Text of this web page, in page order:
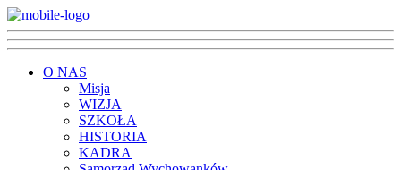
O NAS
Misja
WIZJA
SZKOŁA
HISTORIA
KADRA